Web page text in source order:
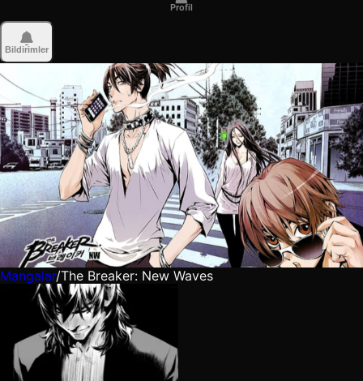
Profil
Bildirimler
Mangalar/The Breaker: New Waves